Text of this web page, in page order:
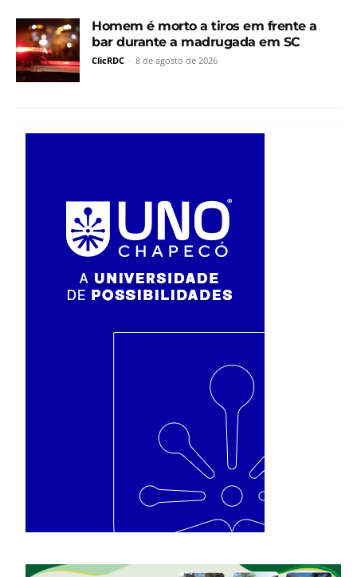
Homem é morto a tiros em frente a
bar durante a madrugada em SC
ClicRDC - 8 de agosto de 2026